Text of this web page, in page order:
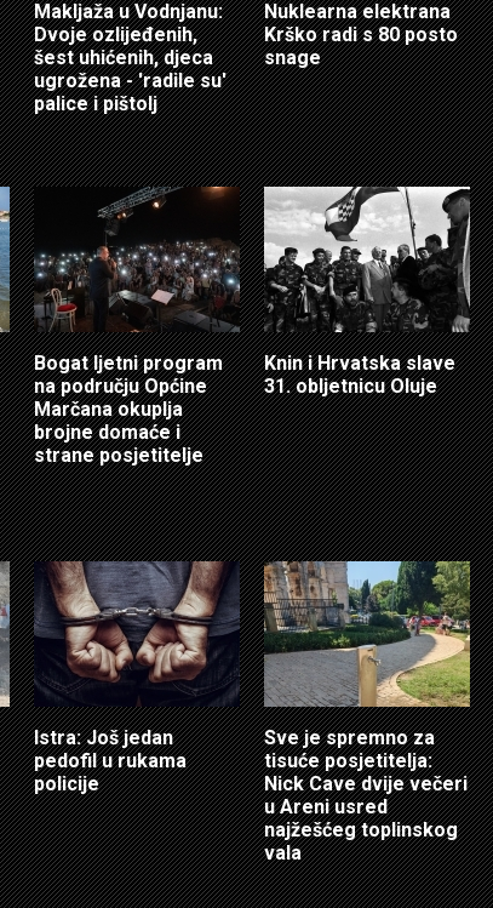
Makljaža u Vodnjanu:
Dvoje ozlijeđenih,
šest uhićenih, djeca
ugrožena - 'radile su'
palice i pištolj
Nuklearna elektrana
Krško radi s 80 posto
snage
Bogat ljetni program
na području Općine
Marčana okuplja
brojne domaće i
strane posjetitelje
Knin i Hrvatska slave
31. obljetnicu Oluje
Istra: Još jedan
pedofil u rukama
policije
Sve je spremno za
tisuće posjetitelja:
Nick Cave dvije večeri
u Areni usred
najžešćeg toplinskog
vala